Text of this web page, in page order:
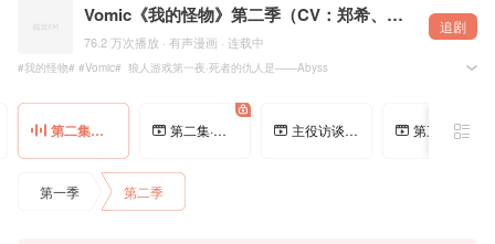
Vomic《我的怪物》第二季（CV：郑希、羊仔等）
76.2 万次播放 · 有声漫画 · 连载中
追剧
#我的怪物# #Vomic# 狼人游戏第一夜·死者的仇人是——Abyss
卷[鲜花]并艾特一位好友，@微博抽奖平台 ，揪1位幸运玩家送出@郑希Sway 和@夏日的羊屁屁
@哔哩哔哩漫画 出品、@BV社 策划、@多蕴漫画 承制，@木火然 原作，@瞬心文化 录制、
◖ 策划组 ◗
关爱深渊成长委员会：丁黎 张茜 波仔 Jimmy Charles
第二集预告·Abyss小技巧：想笑就装成咳嗽 第二集·你是狼人也没关系 主役访谈下·羊仔vs深夜电台 第三集预告·他好可爱！我要保护他！
第一季 第二季